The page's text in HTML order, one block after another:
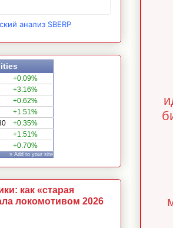
анализ SBERP
+0.09%
+3.16%
+0.62%
+1.51%
+0.35%
+1.51%
+0.70%
» Add to your site
как «старая
локомотивом 2026